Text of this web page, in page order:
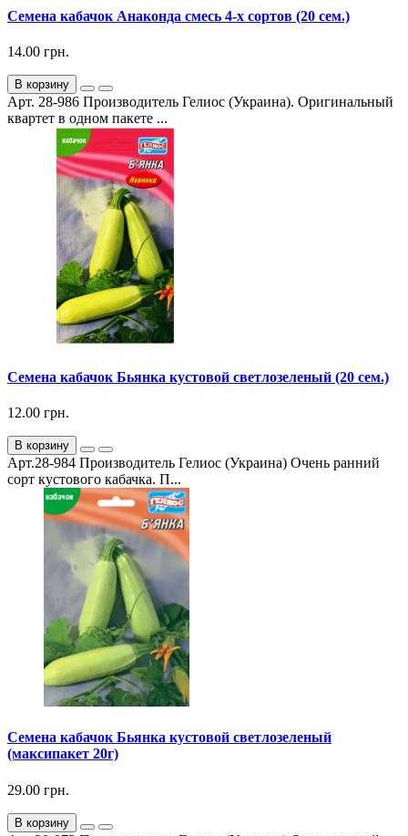
Семена кабачок Анаконда смесь 4-х сортов (20 сем.)
14.00 грн.
В корзину
Арт. 28-986 Производитель Гелиос (Украина). Оригинальный
квартет в одном пакете ...
Семена кабачок Бьянка кустовой светлозеленый (20 сем.)
12.00 грн.
В корзину
Арт.28-984 Производитель Гелиос (Украина) Очень ранний
сорт кустового кабачка. П...
Семена кабачок Бьянка кустовой светлозеленый
(максипакет 20г)
29.00 грн.
В корзину